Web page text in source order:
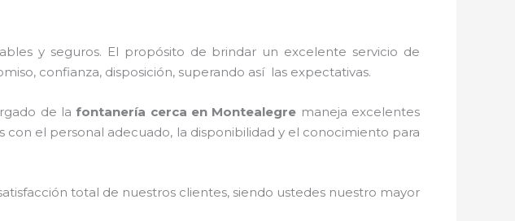
y seguros. El propósito de brindar un excelente servicio de
confianza, disposición, superando así las expectativas.
de la fontanería cerca en Montealegre maneja excelentes
el personal adecuado, la disponibilidad y el conocimiento para
total de nuestros clientes, siendo ustedes nuestro mayor